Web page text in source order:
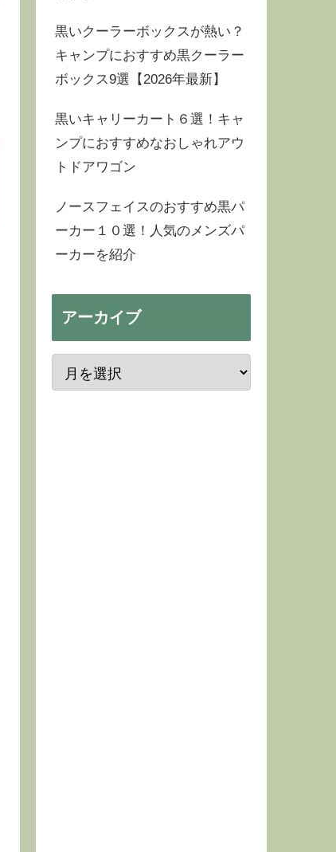
黒いクーラーボックスが熱い？
キャンプにおすすめ黒クーラー
ボックス9選【2026年最新】
黒いキャリーカート６選！キャ
ンプにおすすめなおしゃれアウ
トドアワゴン
ノースフェイスのおすすめ黒パ
ーカー１０選！人気のメンズパ
ーカーを紹介
アーカイブ